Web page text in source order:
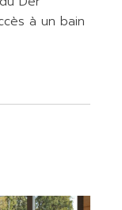
à un bain